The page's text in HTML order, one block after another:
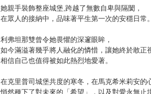
出版社：台灣角川 出版日期：2026/02/25
規格：平裝 / 14.7 x 21 x 1.5 cm / 普通級 / 單色
【內容介紹 / 目錄】
馬克希米莉安從那個困於陰暗角落、無聲屏息的
終於蛻變爲克里普司城堡真正的女主人。